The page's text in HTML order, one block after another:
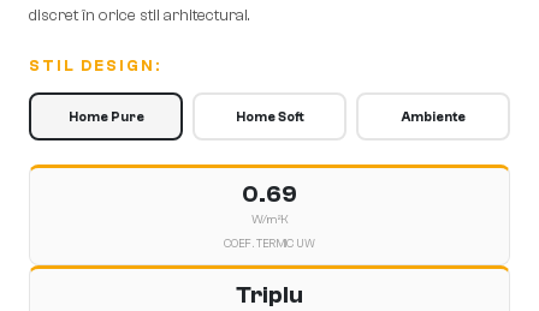
discret în orice stil arhitectural.
STIL DESIGN:
Home Pure Home Soft Ambiente
0.69
W/m²K
COEF. TERMIC UW
Triplu